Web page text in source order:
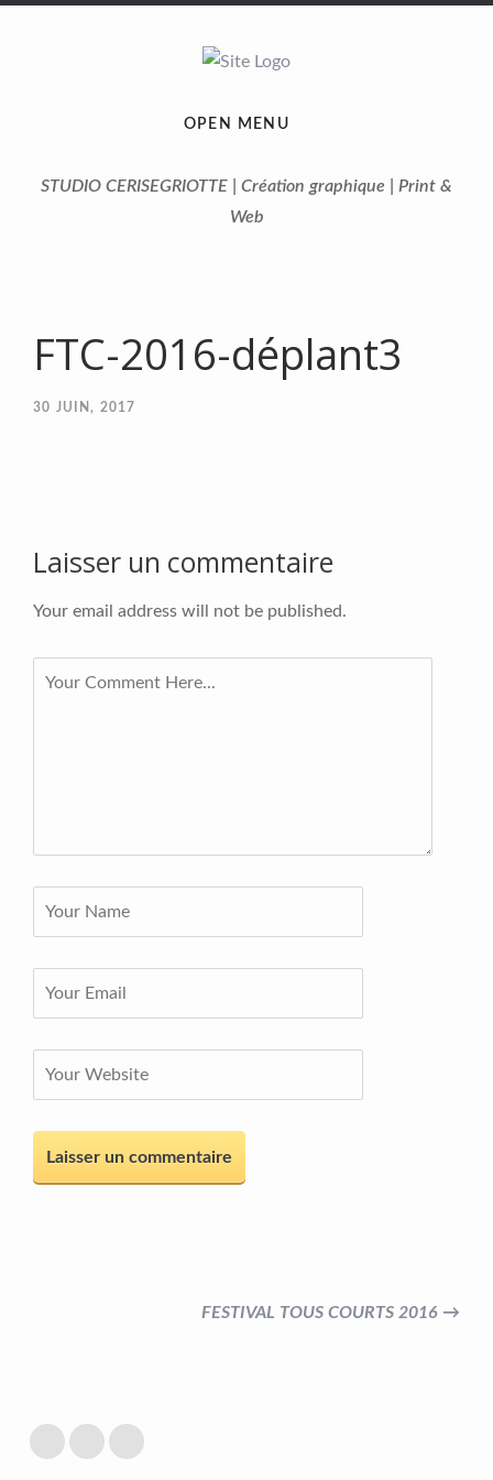
OPEN MENU
STUDIO CERISEGRIOTTE | Création graphique | Print &
Web
FTC-2016-déplant3
30 JUIN, 2017
Laisser un commentaire
Your email address will not be published.
FESTIVAL TOUS COURTS 2016 →